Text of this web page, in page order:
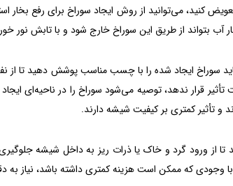
تعویض کنید، می‌توانید از روش ایجاد سوراخ برای رفع
آب بتواند از طریق این سوراخ خارج شود و با تابش
ایجاد شده‌ را با چسب مناسب پوشش دهید تا از
قرار ندهد، توصیه می‌شود سوراخ را در ناحیه‌ای
و تأثیر کمتری بر کیفیت شیشه دارند.
تا از ورود گرد و خاک یا ذرات ریز به داخل شیشه
که ممکن است هزینه کمتری داشته باشد، نیاز به